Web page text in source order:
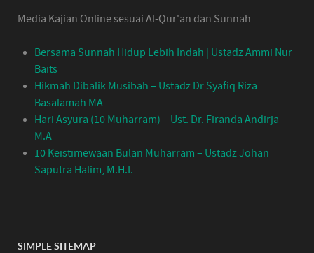
Media Kajian Online sesuai Al-Qur'an dan Sunnah
Bersama Sunnah Hidup Lebih Indah | Ustadz Ammi Nur
Baits
Hikmah Dibalik Musibah – Ustadz Dr Syafiq Riza
Basalamah MA
Hari Asyura (10 Muharram) – Ust. Dr. Firanda Andirja
M.A
10 Keistimewaan Bulan Muharram – Ustadz Johan
Saputra Halim, M.H.I.
SIMPLE SITEMAP